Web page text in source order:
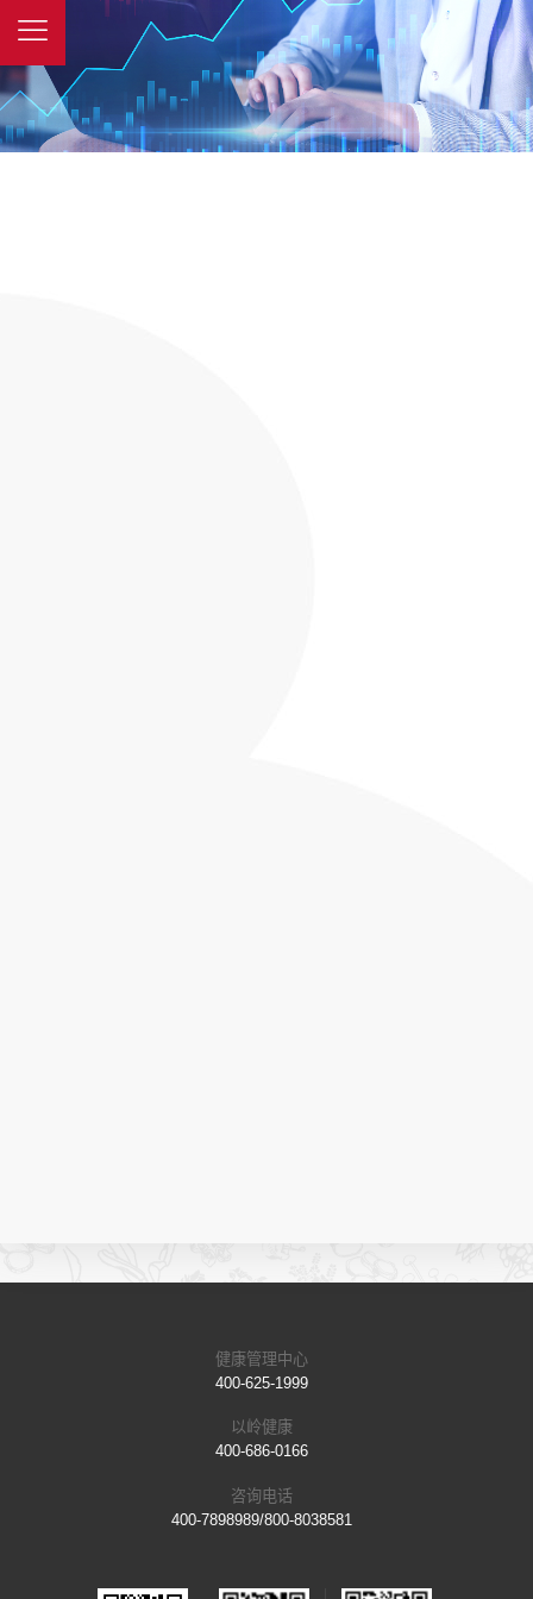
健康管理中心
400-625-1999
以岭健康
400-686-0166
咨询电话
400-7898989/800-8038581